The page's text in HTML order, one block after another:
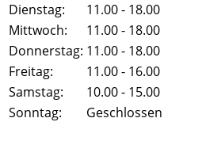
Dienstag:
11.00 - 18.00
Mittwoch:
11.00 - 18.00
Donnerstag: 11.00 - 18.00
Freitag:
11.00 - 16.00
Samstag:
10.00 - 15.00
Sonntag:
Geschlossen